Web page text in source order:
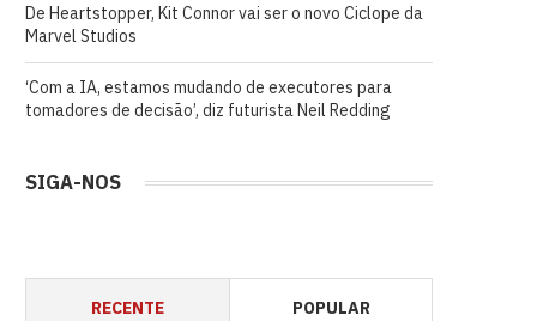
De Heartstopper, Kit Connor vai ser o novo Ciclope da
Marvel Studios
‘Com a IA, estamos mudando de executores para
tomadores de decisão’, diz futurista Neil Redding
SIGA-NOS
RECENTE POPULAR